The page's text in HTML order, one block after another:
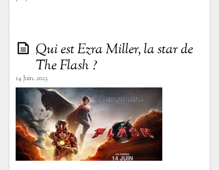
Qui est Ezra Miller, la star de
The Flash ?
14 Juin. 2023